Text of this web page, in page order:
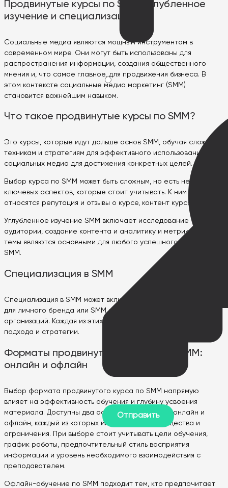
Продвинутые курсы по SMM: углубленное
изучение и специализация
Социальные медиа являются мощным инструментом в
современном мире. Они могут быть использованы для
распространения информации, создания общественного
мнения и, что самое главное, для продвижения бизнеса. В
этом контексте социальные медиа маркетинг (SMM)
становится важнейшим навыком.
Что такое продвинутые курсы по SMM?
Это курсы, которые идут дальше основ SMM, обучая сложным
техникам и стратегиям для эффективного использования
социальных медиа для достижения конкретных целей.
Выбор курса по SMM может быть сложным, но есть несколько
ключевых аспектов, которые стоит учитывать. К ним
относятся репутация и отзывы о курсе, контент курса и цена.
Углубленное изучение SMM включает исследование
аудитории, создание контента и аналитику и метрики. Эти
темы являются основными для любого успешного стратегии
SMM.
Специализация в SMM
Специализация в SMM может включать SMM для бизнеса, SMM
для личного бренда или SMM для некоммерческих
организаций. Каждая из этих областей требует уникального
подхода и стратегии.
Форматы продвинутого обучения в SMM:
онлайн и офлайн
Выбор формата продвинутого курса по SMM напрямую
влияет на эффективность обучения и глубину усвоения
материала. Доступны два основных формата — онлайн и
офлайн, каждый из которых имеет свои преимущества и
ограничения. При выборе стоит учитывать цели обучения,
график работы, предпочтительный стиль восприятия
информации и уровень необходимого взаимодействия с
преподавателем.
Офлайн-обучение по SMM подходит тем, кто предпочитает